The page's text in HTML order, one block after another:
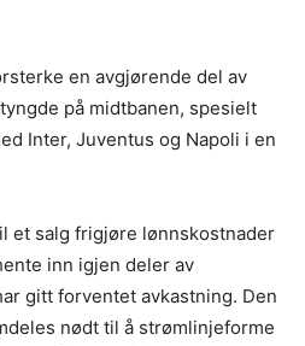
en avgjørende del av
på midtbanen, spesielt
Inter, Juventus og Napoli i en
et salg frigjøre lønnskostnader
inn igjen deler av
gitt forventet avkastning. Den
nødt til å strømlinjeforme